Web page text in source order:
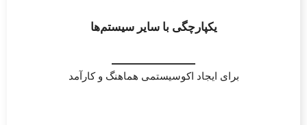
یکپارچگی با سایر سیستم‌ها
برای ایجاد اکوسیستمی هماهنگ و کارآمد